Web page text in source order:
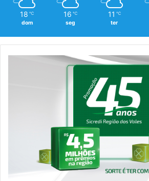
18 ℃
dom
16 ℃
seg
11 ℃
ter